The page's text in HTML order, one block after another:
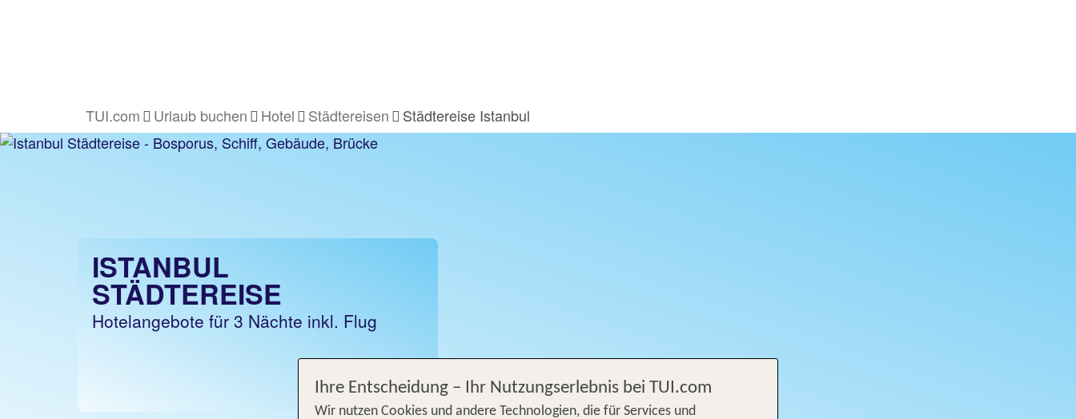
TUI.com Urlaub buchen Hotel Städtereisen Städtereise Istanbul
ISTANBUL
STÄDTEREISE
Hotelangebote für 3 Nächte inkl. Flug
Jetzt ab 350 €
Ihre Entscheidung – Ihr Nutzungserlebnis bei TUI.com
Wir nutzen Cookies und andere Technologien, die für Services und